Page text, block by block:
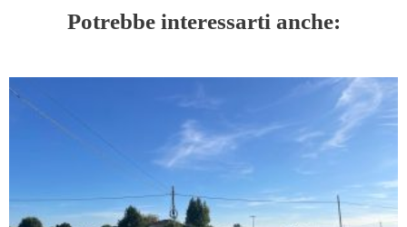
Potrebbe interessarti anche: